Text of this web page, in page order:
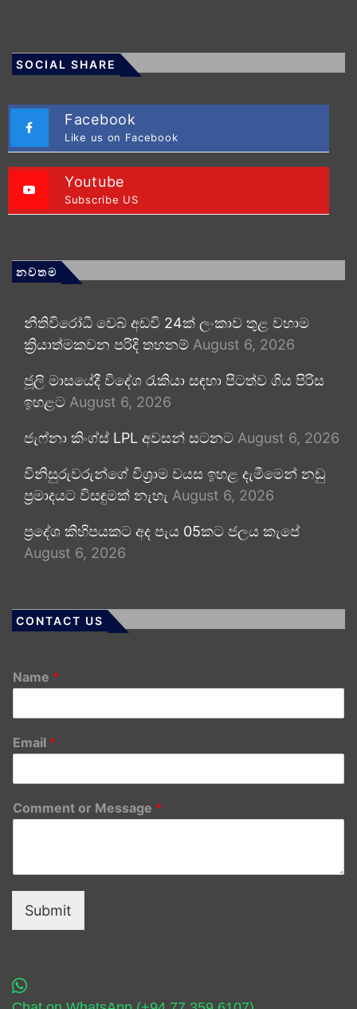
SOCIAL SHARE
Facebook
Like us on Facebook
Youtube
Subscribe US
නවතම
නීතිවිරෝධී වෙබ් අඩවි 24ක් ලංකාව තුළ වහාම
ක්‍රියාත්මකවන පරිදි තහනම් August 6, 2026
ජූලි මාසයේදී විදේශ රැකියා සඳහා පිටත්ව ගිය පිරිස
ඉහළට August 6, 2026
ජැෆ්නා කිංග්ස් LPL අවසන් සටනට August 6, 2026
විනිසුරුවරුන්ගේ විශ්‍රාම වයස ඉහළ දැමීමෙන් නඩු
ප්‍රමාදයට විසඳුමක් නැහැ August 6, 2026
ප්‍රදේශ කිහිපයකට අද පැය 05කට ජලය කැපේ
August 6, 2026
CONTACT US
Name *
Email *
Comment or Message *
Submit